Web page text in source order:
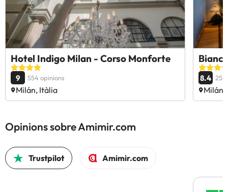
Hotel Indigo Milan - Corso Monforte
9 554 opinions
Milán, Itàlia
8.4
Milán,
Opinions sobre Amimir.com
Trustpilot Amimir.com